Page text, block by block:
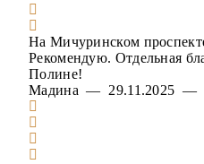
На Мичуринском
Рекомендую. Отдельная
Полине!
Мадина — 29.11.2025 —